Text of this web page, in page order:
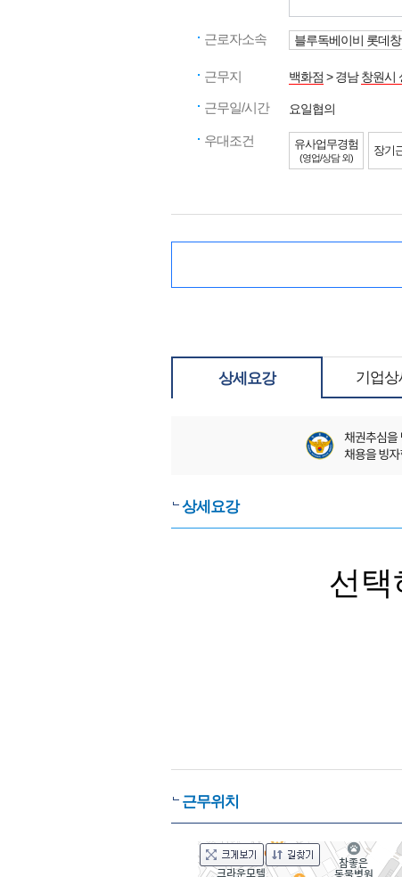
근로자소속 블루독베이비 롯데
근무지 백화점 > 경남창원시
근무일/시간 요일협의
우대조건 유사업무경험
(영업/상담 외)
장기
상세요강 기업
상세요강
선택
근무위치